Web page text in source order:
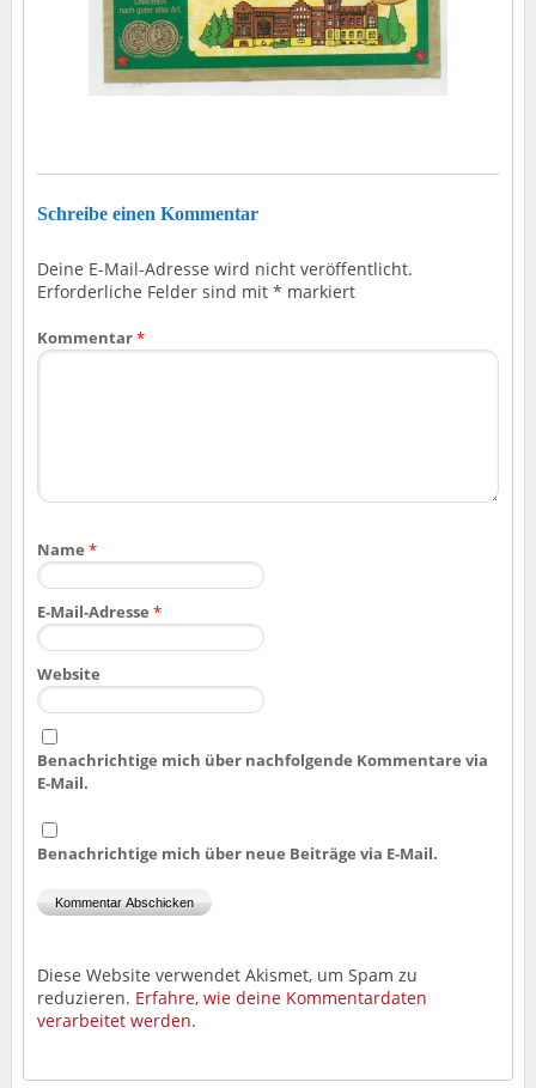
Schreibe einen Kommentar
Deine E-Mail-Adresse wird nicht veröffentlicht.
Erforderliche Felder sind mit * markiert
Kommentar*
Name *
E-Mail-Adresse *
Website
Benachrichtige mich über nachfolgende Kommentare via
E-Mail.
Benachrichtige mich über neue Beiträge via E-Mail.
Diese Website verwendet Akismet, um Spam zu
reduzieren. Erfahre, wie deine Kommentardaten
verarbeitet werden.